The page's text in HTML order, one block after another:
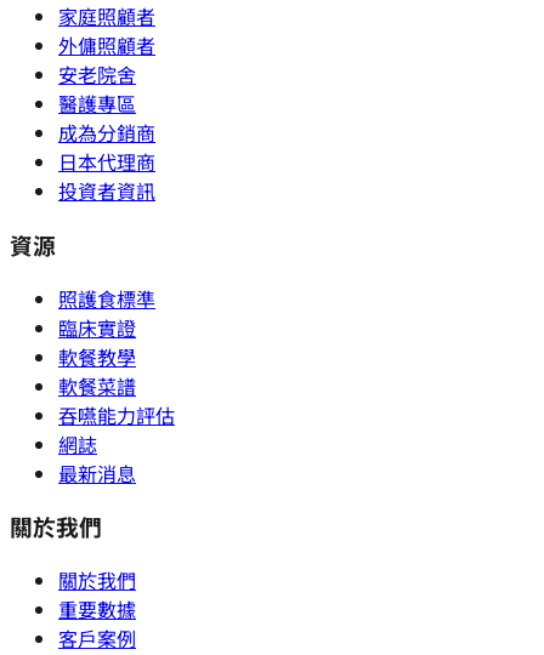
家庭照顧者
外傭照顧者
安老院舍
醫護專區
成為分銷商
日本代理商
投資者資訊
資源
照護食標準
臨床實證
軟餐教學
軟餐菜譜
吞嚥能力評估
網誌
最新消息
關於我們
關於我們
重要數據
客戶案例